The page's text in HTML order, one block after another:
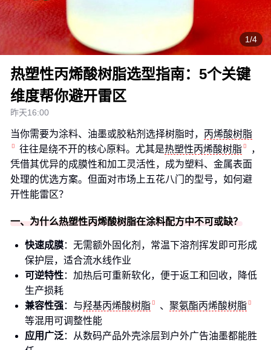
1/4
热塑性丙烯酸树脂选型指南：5个关键
维度帮你避开雷区
昨天16:00
当你需要为涂料、油墨或胶粘剂选择树脂时， 丙烯酸树脂
往往是绕不开的核心原料。尤其是热塑性丙烯酸树脂
，
凭借其优异的成膜性和加工灵活性，成为塑料、金属表面
处理的优选方案。但面对市场上五花八门的型号，如何避
开性能雷区？
一、为什么热塑性丙烯酸树脂在涂料配方中不可或缺？
快速成膜：无需额外固化剂，常温下溶剂挥发即可形成
保护层，适合流水线作业
可逆特性：加热后可重新软化，便于返工和回收，降低
生产损耗
兼容性强：与羟基丙烯酸树脂 、 聚氨酯丙烯酸树脂
等混用可调整性能
应用广泛：从数码产品外壳涂层到户外广告油墨都能胜